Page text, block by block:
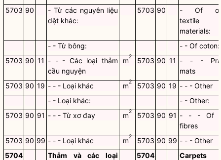
5703 90
- Từ các nguyên liệu
dệt khác:
5703 90
- Of
textile
materials:
- - Từ bông:
- - Of coton:
5703 90 11 - - - Các loại thảm
cầu nguyện
m2 5703 90 11 - - -
mats
5703 90 19 - - - Loại khác m2 5703 90 19 - - - Other
- - Loại khác:
- - Other:
5703 90 91 - - - Từ xơ đay m2 5703 90 91 - - - Of
fibres
5703 90 99 - - - Loại khác m2 5703 90 99 - - - Other
5704
Thảm và các loại
5704
Carpets